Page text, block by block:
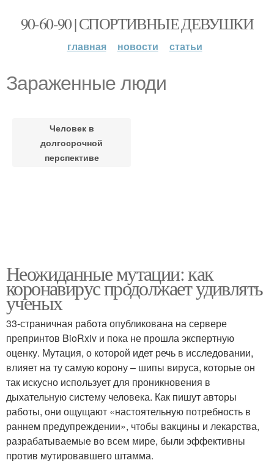
90-60-90 | СПОРТИВНЫЕ ДЕВУШКИ
главная новости статьи
Зараженные люди
Человек в
долгосрочной
перспективе
Неожиданные мутации: как
коронавирус продолжает удивлять
ученых
33-страничная работа опубликована на сервере
препринтов BioRxiv и пока не прошла экспертную
оценку. Мутация, о которой идет речь в исследовании,
влияет на ту самую корону – шипы вируса, которые он
так искусно использует для проникновения в
дыхательную систему человека. Как пишут авторы
работы, они ощущают «настоятельную потребность в
раннем предупреждении», чтобы вакцины и лекарства,
разрабатываемые во всем мире, были эффективны
против мутировавшего штамма.